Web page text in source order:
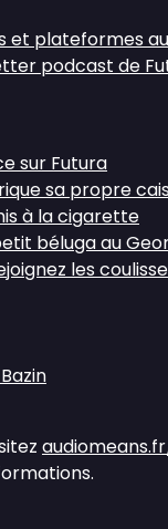
et plateformes
podcast de
sur Futura
sa propre
à la cigarette
béluga au
les